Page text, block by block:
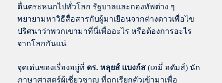
ตื่นตระหนกไปทั่วโลก รัฐบาลและกองทัพต่าง ๆ
พยายามหาวิธีสื่อสารกับผู้มาเยือนจากต่างดาวเพื่อไข
ปริศนาว่าพวกเขามาที่นี่เพื่ออะไร หรือต้องการอะไร
จากโลกกันแน่
จุดเด่นของเรื่องอยู่ที่ ดร. หลุยส์ แบงก์ส(เอมี่ อดัมส์) นัก
ภาษาศาสตร์ผู้เชี่ยวชาญ ที่ถูกเรียกตัวเข้ามาเพื่อ